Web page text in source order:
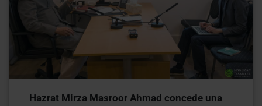
Hazrat Mirza Masroor Ahmad concede una